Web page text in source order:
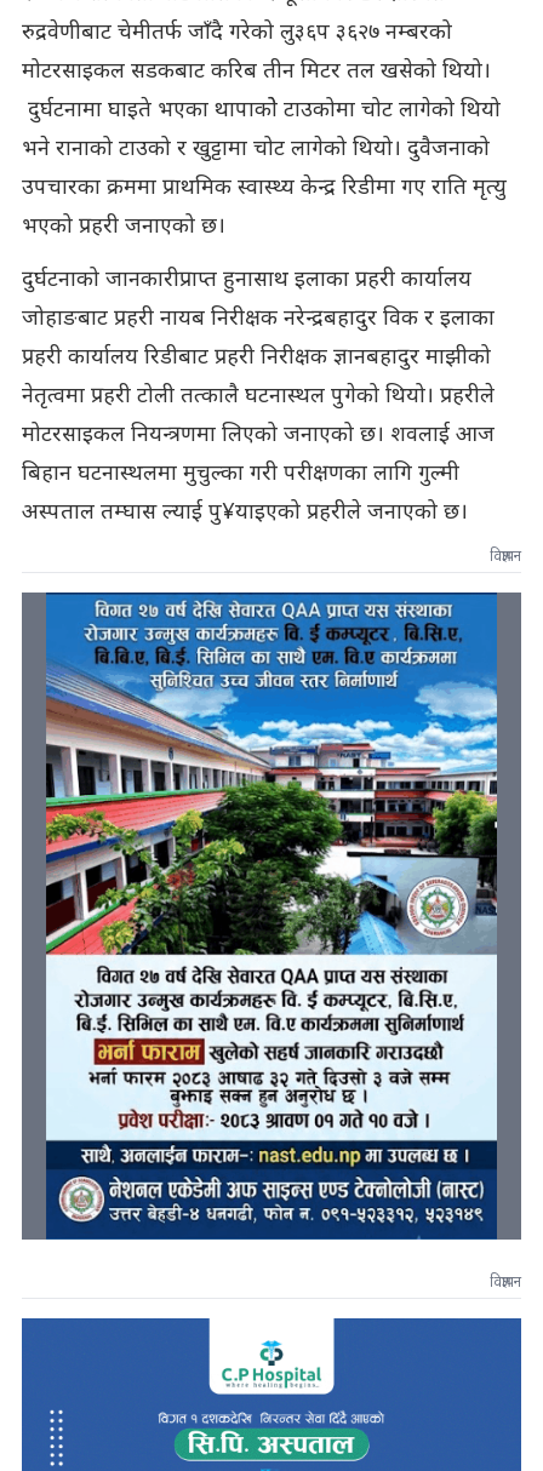
रुद्रवेणीबाट चेमीतर्फ जाँदै गरेको लु३६प ३६२७ नम्बरको
मोटरसाइकल सडकबाट करिब तीन मिटर तल खसेको थियो।
दुर्घटनामा घाइते भएका थापाकोे टाउकोमा चोट लागेको थियो
भने रानाको टाउको र खुट्टामा चोट लागेको थियो। दुवैजनाको
उपचारका क्रममा प्राथमिक स्वास्थ्य केन्द्र रिडीमा गए राति मृत्यु
भएको प्रहरी जनाएको छ।
दुर्घटनाको जानकारीप्राप्त हुनासाथ इलाका प्रहरी कार्यालय
जोहाङबाट प्रहरी नायब निरीक्षक नरेन्द्रबहादुर विक र इलाका
प्रहरी कार्यालय रिडीबाट प्रहरी निरीक्षक ज्ञानबहादुर माझीको
नेतृत्वमा प्रहरी टोली तत्कालै घटनास्थल पुगेको थियो। प्रहरीले
मोटरसाइकल नियन्त्रणमा लिएको जनाएको छ। शवलाई आज
बिहान घटनास्थलमा मुचुल्का गरी परीक्षणका लागि गुल्मी
अस्पताल तम्घास ल्याई पु¥याइएको प्रहरीले जनाएको छ।
विज्ञापन
विज्ञापन